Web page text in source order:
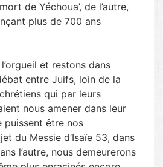
de Yéchoua’, de l’autre,
plus de 700 ans
et restons dans
entre Juifs, loin de la
qui par leurs
nous amener dans leur
puissent être nos
du Messie d’Isaïe 53, dans
l’autre, nous demeurerons